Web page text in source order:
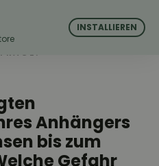
Anhängers
bis zum
Gefahr
INSTALLIEREN